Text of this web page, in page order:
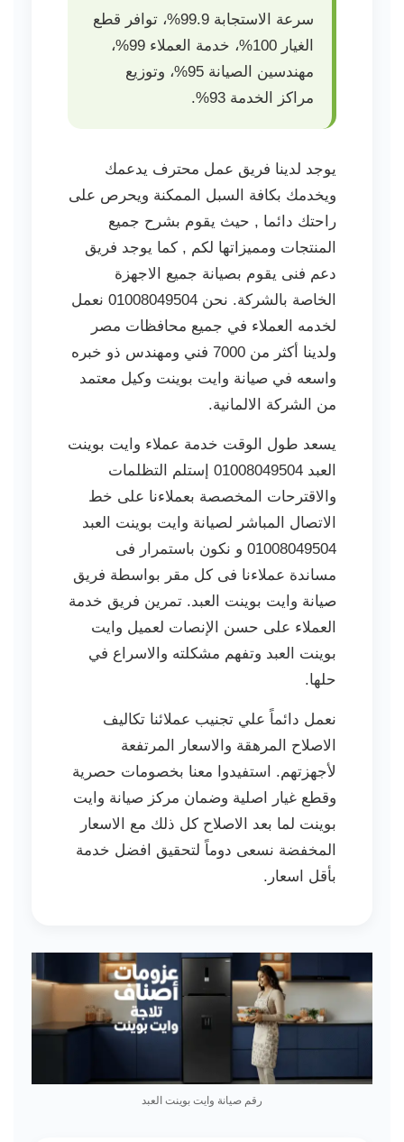
سرعة الاستجابة 99.9%، توافر قطع
الغيار 100%، خدمة العملاء 99%،
مهندسين الصيانة 95%، وتوزيع
مراكز الخدمة 93%.
يوجد لدينا فريق عمل محترف يدعمك
ويخدمك بكافة السبل الممكنة ويحرص على
راحتك دائما , حيث يقوم بشرح جميع
المنتجات ومميزاتها لكم , كما يوجد فريق
دعم فنى يقوم بصيانة جميع الاجهزة
الخاصة بالشركة. نحن 01008049504 نعمل
لخدمه العملاء في جميع محافظات مصر
ولدينا أكثر من 7000 فني ومهندس ذو خبره
واسعه في صيانة وايت بوينت وكيل معتمد
من الشركة الالمانية.
يسعد طول الوقت خدمة عملاء وايت بوينت
العبد 01008049504 إستلم التظلمات
والاقترحات المخصصة بعملاءنا على خط
الاتصال المباشر لصيانة وايت بوينت العبد
01008049504 و نكون باستمرار فى
مساندة عملاءنا فى كل مقر بواسطة فريق
صيانة وايت بوينت العبد. تمرين فريق خدمة
العملاء على حسن الإنصات لعميل وايت
بوينت العبد وتفهم مشكلته والاسراع في
حلها.
نعمل دائماً علي تجنيب عملائنا تكاليف
الاصلاح المرهقة والاسعار المرتفعة
لأجهزتهم. استفيدوا معنا بخصومات حصرية
وقطع غيار اصلية وضمان مركز صيانة وايت
بوينت لما بعد الاصلاح كل ذلك مع الاسعار
المخفضة نسعى دوماً لتحقيق افضل خدمة
بأقل اسعار.
رقم صيانة وايت بوينت العبد